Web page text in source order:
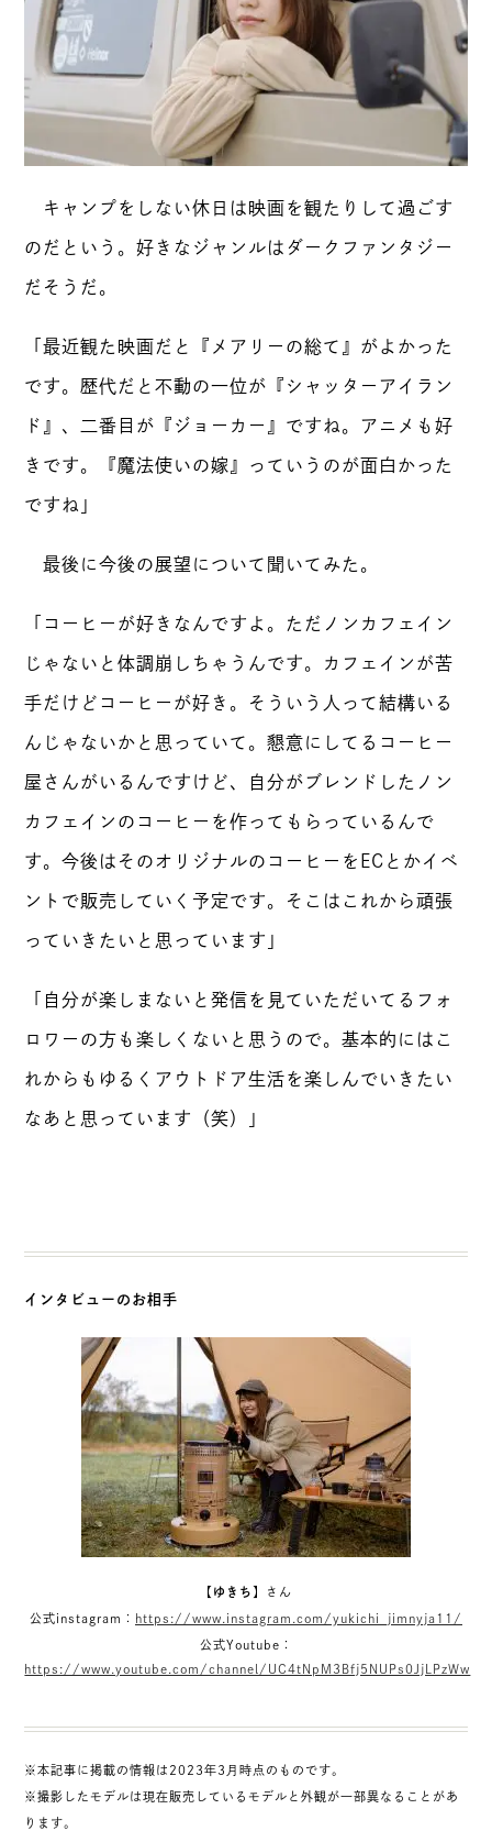
キャンプをしない休日は映画を観たりして過ごす
のだという。好きなジャンルはダークファンタジー
だそうだ。
「最近観た映画だと『メアリーの総て』がよかった
です。歴代だと不動の一位が『シャッターアイラン
ド』、二番目が『ジョーカー』ですね。アニメも好
きです。『魔法使いの嫁』っていうのが面白かった
ですね」
最後に今後の展望について聞いてみた。
「コーヒーが好きなんですよ。ただノンカフェイン
じゃないと体調崩しちゃうんです。カフェインが苦
手だけどコーヒーが好き。そういう人って結構いる
んじゃないかと思っていて。懇意にしてるコーヒー
屋さんがいるんですけど、自分がブレンドしたノン
カフェインのコーヒーを作ってもらっているんで
す。今後はそのオリジナルのコーヒーをECとかイベ
ントで販売していく予定です。そこはこれから頑張
っていきたいと思っています」
「自分が楽しまないと発信を見ていただいてるフォ
ロワーの方も楽しくないと思うので。基本的にはこ
れからもゆるくアウトドア生活を楽しんでいきたい
なあと思っています（笑）」
インタビューのお相手
【 ゆきち 】さん
公式instagram： https://www.instagram.com/yukichi_jimnyja11/
公式Youtube：
https://www.youtube.com/channel/UC4tNpM3Bfj5NUPs0JjLPzWw
※本記事に掲載の情報は2023年3月時点のものです。
※撮影したモデルは現在販売しているモデルと外観が一部異なることがあ
ります。